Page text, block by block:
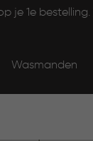
je 1e bestelling.
Wasmanden